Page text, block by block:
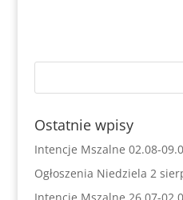
Ostatnie wpisy
Intencje Mszalne 02.08-
Ogłoszenia Niedziela 2